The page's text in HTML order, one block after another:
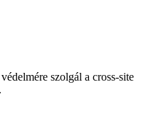
szolgál a cross-site